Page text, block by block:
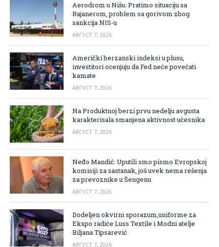
Aerodrom u Nišu: Pratimo situaciju sa
Rajanerom, problem sa gorivom zbog
sankcija NIS-u
АВГУСТ 7, 2026
Američki berzanski indeksi u plusu,
investitori ocenjuju da Fed neće povećati
kamate
АВГУСТ 7, 2026
Na Produktnoj berzi prvu nedelju avgusta
karakterisala smanjena aktivnost učesnika
АВГУСТ 7, 2026
Neđo Mandić: Uputili smo pismo Evropskoj
komisiji za sastanak, još uvek nema rešenja
za prevoznike u Šengenu
АВГУСТ 7, 2026
Dodeljen okvirni sporazum,uniforme za
Ekspo radiće Luss Textile i Modni atelje
Biljana Tipsarević
АВГУСТ 7, 2026